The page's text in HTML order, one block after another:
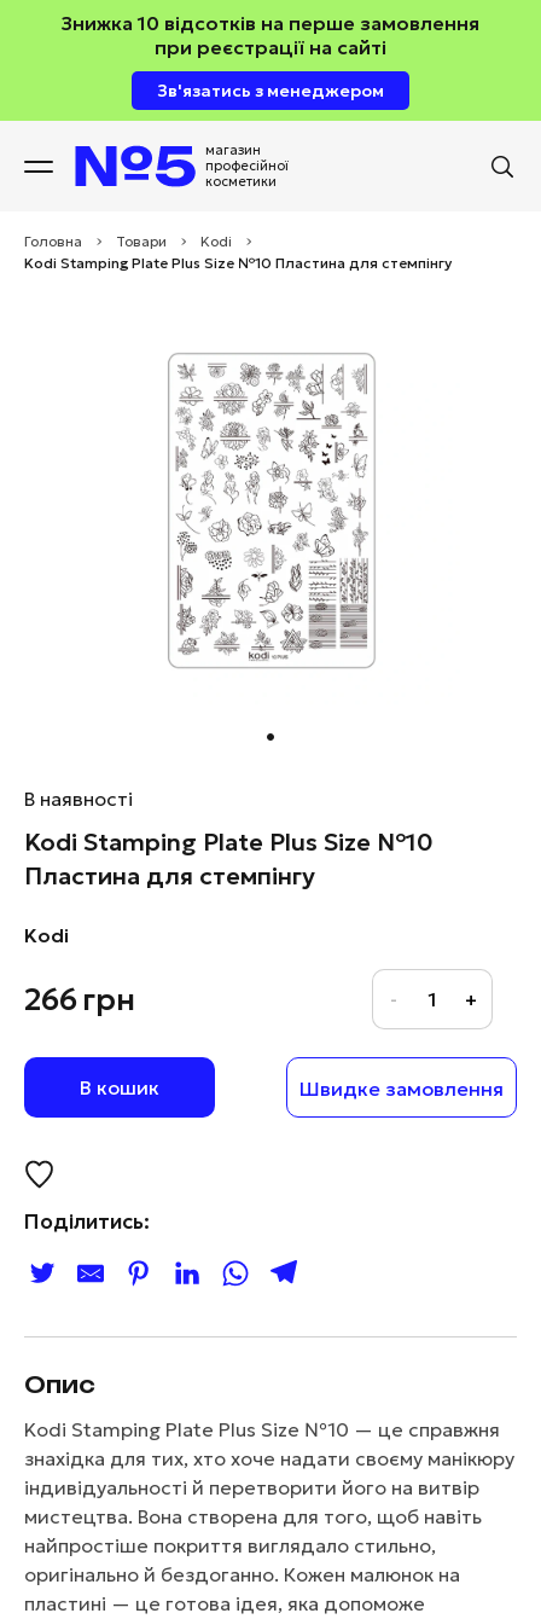
Знижка 10 відсотків на перше замовлення
при реєстрації на сайті
Зв'язатись з менеджером
магазин
професійної
косметики
Головна > Товари > Kodi
>
Kodi Stamping Plate Plus Size №10 Пластина для стемпінгу
В наявності
Kodi Stamping Plate Plus Size №10
Пластина для стемпінгу
Kodi
266грн
В кошик Швидке замовлення
Поділитись:
Опис
Kodi Stamping Plate Plus Size №10 — це справжня
знахідка для тих, хто хоче надати своєму манікюру
індивідуальності й перетворити його на витвір
мистецтва. Вона створена для того, щоб навіть
найпростіше покриття виглядало стильно,
оригінально й бездоганно. Кожен малюнок на
пластині — це готова ідея, яка допоможе